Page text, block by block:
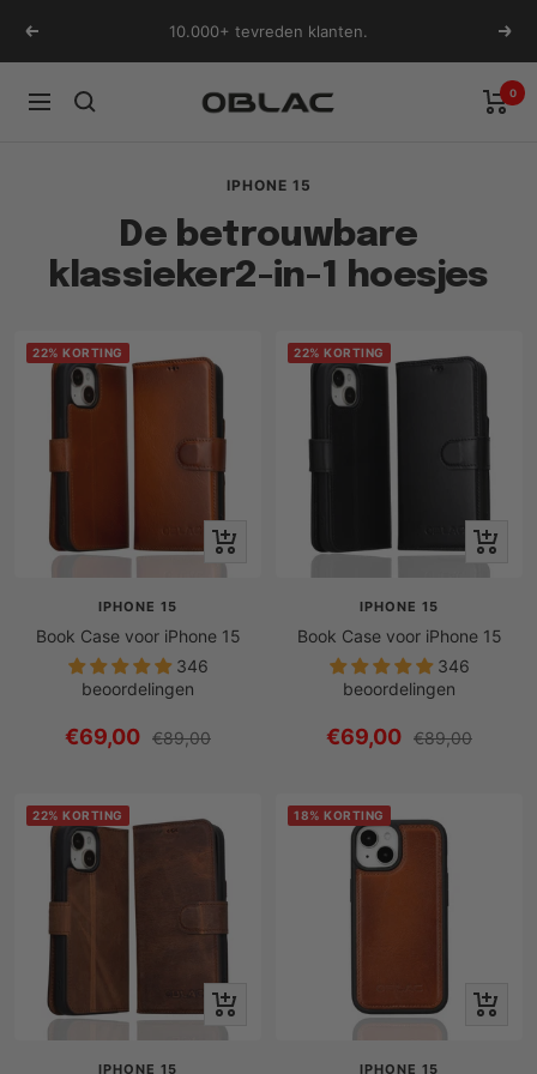
naarVorige 10.000+ tevreden klanten.
Navigatie Oblac 0
IPHONE 15
De betrouwbare
klassieker2-in-1 hoesjes
22% KORTING
Snel
bekijken
IPHONE 15
Book Case voor iPhone 15
346
beoordelingen
Prijs
korting
€69,00 Reguliere
€89,00
22% KORTING
Snel
bekijken
IPHONE 15
Book Case voor iPhone 15
346
beoordelingen
Prijs
korting
€69,00 Reguliere
€89,00
22% KORTING
Snel
bekijken
IPHONE 15
18% KORTING
Snel
IPHONE 15